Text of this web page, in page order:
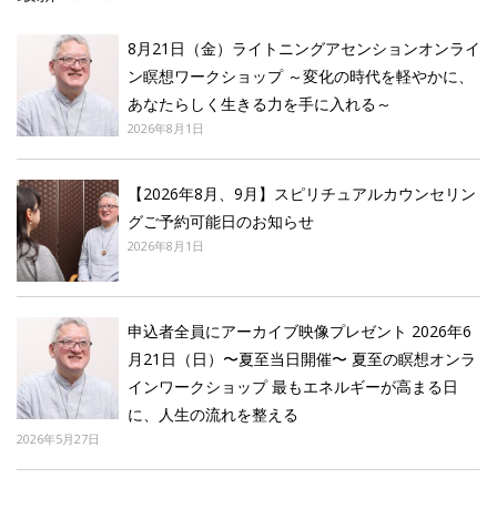
8月21日（金）ライトニングアセンションオンライ
ン瞑想ワークショップ ～変化の時代を軽やかに、
あなたらしく生きる力を手に入れる～
2026年8月1日
【2026年8月、9月】スピリチュアルカウンセリン
グご予約可能日のお知らせ
2026年8月1日
申込者全員にアーカイブ映像プレゼント 2026年6
月21日（日）〜夏至当日開催〜 夏至の瞑想オンラ
インワークショップ 最もエネルギーが高まる日
に、人生の流れを整える
2026年5月27日